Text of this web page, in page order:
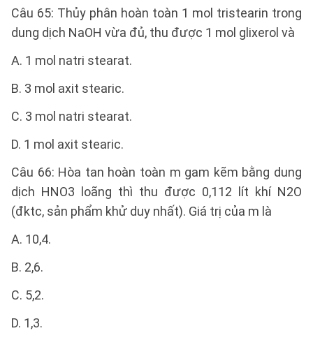
Câu 65: Thủy phân hoàn toàn 1 mol tristearin trong
dung dịch NaOH vừa đủ, thu được 1 mol glixerol và
A. 1 mol natri stearat.
B. 3 mol axit stearic.
C. 3 mol natri stearat.
D. 1 mol axit stearic.
Câu 66: Hòa tan hoàn toàn m gam kẽm bằng dung
dịch HNO3 loãng thì thu được 0,112 lít khí N2O
(đktc, sản phẩm khử duy nhất). Giá trị của m là
A. 10,4.
B. 2,6.
C. 5,2.
D. 1,3.